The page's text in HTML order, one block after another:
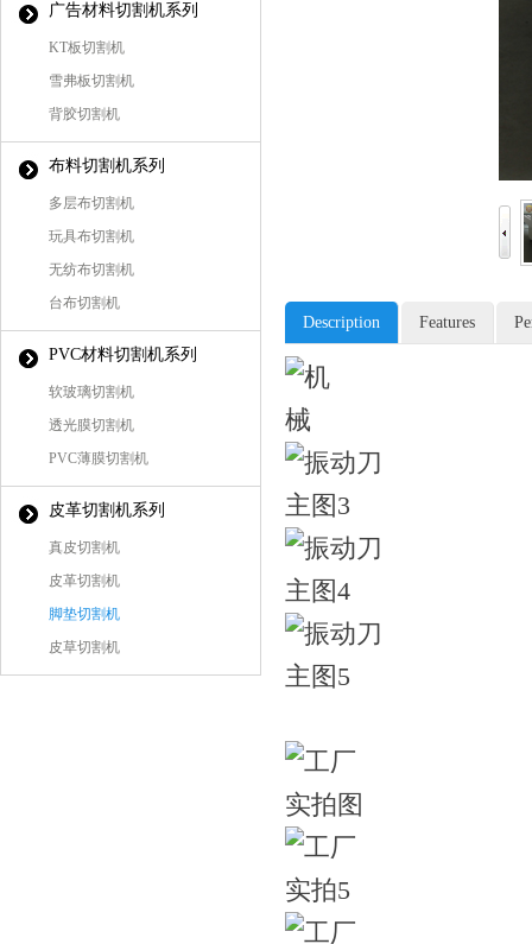
广告材料切割机系列
KT板切割机
雪弗板切割机
背胶切割机
布料切割机系列
多层布切割机
玩具布切割机
无纺布切割机
台布切割机
PVC材料切割机系列
软玻璃切割机
透光膜切割机
PVC薄膜切割机
皮革切割机系列
真皮切割机
皮革切割机
脚垫切割机
皮草切割机
Description Features